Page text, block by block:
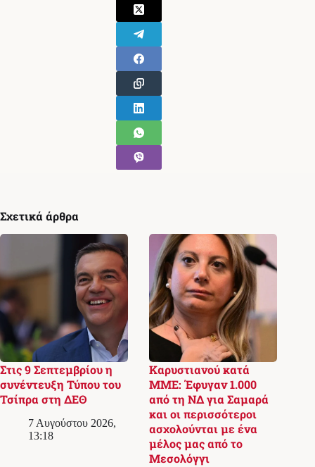
Σχετικά άρθρα
Στις 9 Σεπτεμβρίου η
συνέντευξη Τύπου του
Τσίπρα στη ΔΕΘ
7 Αυγούστου 2026,
13:18
Καρυστιανού κατά
ΜΜΕ: Έφυγαν 1.000
από τη ΝΔ για Σαμαρά
και οι περισσότεροι
ασχολούνται με ένα
μέλος μας από το
Μεσολόγγι